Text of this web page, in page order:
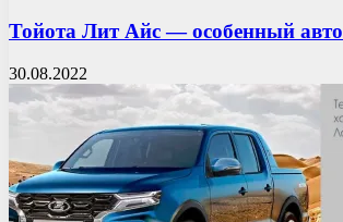
Тойота Лит Айс — особенный
30.08.2022